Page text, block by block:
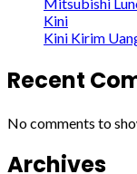
Kini
Kini Kirim
Recent
No comments to
Archives